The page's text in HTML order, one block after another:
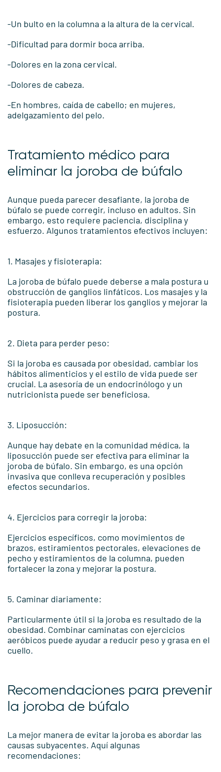
-Un bulto en la columna a la altura de la cervical.
-Dificultad para dormir boca arriba.
-Dolores en la zona cervical.
-Dolores de cabeza.
-En hombres, caída de cabello; en mujeres,
adelgazamiento del pelo.
Tratamiento médico para
eliminar la joroba de búfalo
Aunque pueda parecer desafiante, la joroba de
búfalo se puede corregir, incluso en adultos. Sin
embargo, esto requiere paciencia, disciplina y
esfuerzo. Algunos tratamientos efectivos incluyen:
1. Masajes y fisioterapia:
La joroba de búfalo puede deberse a mala postura u
obstrucción de ganglios linfáticos. Los masajes y la
fisioterapia pueden liberar los ganglios y mejorar la
postura.
2. Dieta para perder peso:
Si la joroba es causada por obesidad, cambiar los
hábitos alimenticios y el estilo de vida puede ser
crucial. La asesoría de un endocrinólogo y un
nutricionista puede ser beneficiosa.
3. Liposucción:
Aunque hay debate en la comunidad médica, la
liposucción puede ser efectiva para eliminar la
joroba de búfalo. Sin embargo, es una opción
invasiva que conlleva recuperación y posibles
efectos secundarios.
4. Ejercicios para corregir la joroba:
Ejercicios específicos, como movimientos de
brazos, estiramientos pectorales, elevaciones de
pecho y estiramientos de la columna, pueden
fortalecer la zona y mejorar la postura.
5. Caminar diariamente:
Particularmente útil si la joroba es resultado de la
obesidad. Combinar caminatas con ejercicios
aeróbicos puede ayudar a reducir peso y grasa en el
cuello.
Recomendaciones para prevenir
la joroba de búfalo
La mejor manera de evitar la joroba es abordar las
causas subyacentes. Aquí algunas
recomendaciones: